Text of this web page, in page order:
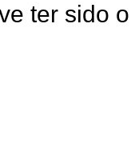
ter sido